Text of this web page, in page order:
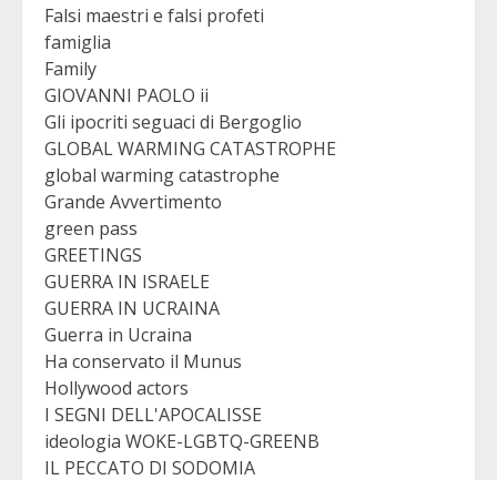
Falsi maestri e falsi profeti
famiglia
Family
GIOVANNI PAOLO ii
Gli ipocriti seguaci di Bergoglio
GLOBAL WARMING CATASTROPHE
global warming catastrophe
Grande Avvertimento
green pass
GREETINGS
GUERRA IN ISRAELE
GUERRA IN UCRAINA
Guerra in Ucraina
Ha conservato il Munus
Hollywood actors
I SEGNI DELL'APOCALISSE
ideologia WOKE-LGBTQ-GREENB
IL PECCATO DI SODOMIA